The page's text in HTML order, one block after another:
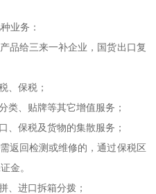
业务：
品给三来一补企业，国货出口复
、保税；
类、贴牌等其它增值服务；
、保税及货物的集散服务；
返回检测或维修的，通过保税区
金。
、进口拆箱分拨；